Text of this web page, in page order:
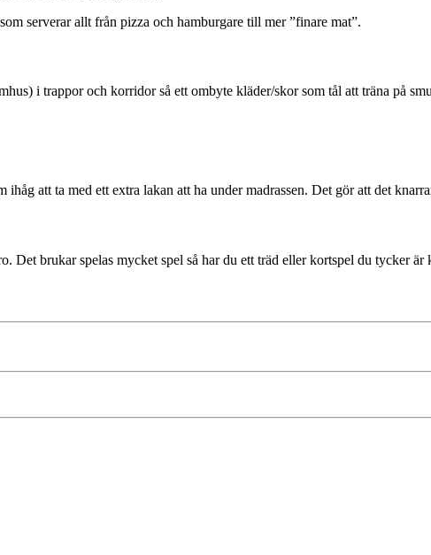
serverar allt från pizza och hamburgare till mer ”finare mat”.
i trappor och korridor så ett ombyte kläder/skor som tål att träna på
att ta med ett extra lakan att ha under madrassen. Det gör att det
Det brukar spelas mycket spel så har du ett träd eller kortspel du tycker